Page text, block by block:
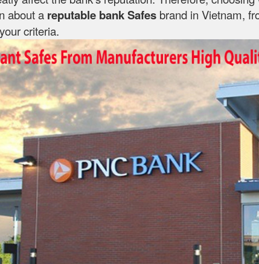
about a reputable bank Safes brand in Vietnam,
criteria.